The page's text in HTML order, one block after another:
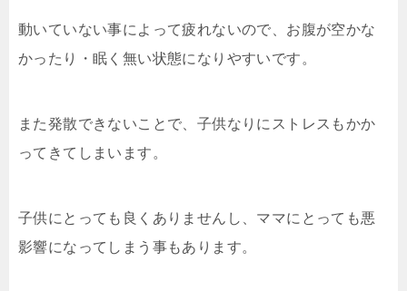
動いていない事によって疲れないので、お腹が空かな
かったり・眠く無い状態になりやすいです。
また発散できないことで、子供なりにストレスもかか
ってきてしまいます。
子供にとっても良くありませんし、ママにとっても悪
影響になってしまう事もあります。